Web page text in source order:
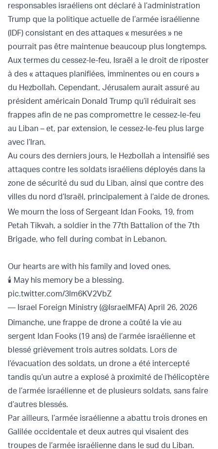
responsables israéliens ont déclaré à l’administration
Trump que la politique actuelle de l’armée israélienne
(IDF) consistant en des attaques « mesurées » ne
pourrait pas être maintenue beaucoup plus longtemps.
Aux termes du cessez-le-feu, Israël a le droit de riposter
à des « attaques planifiées, imminentes ou en cours »
du Hezbollah. Cependant, Jérusalem aurait assuré au
président américain Donald Trump qu’il réduirait ses
frappes afin de ne pas compromettre le cessez-le-feu
au Liban – et, par extension, le cessez-le-feu plus large
avec l’Iran.
Au cours des derniers jours, le Hezbollah a intensifié ses
attaques contre les soldats israéliens déployés dans la
zone de sécurité du sud du Liban, ainsi que contre des
villes du nord d’Israël, principalement à l’aide de drones.
We mourn the loss of Sergeant Idan Fooks, 19, from
Petah Tikvah, a soldier in the 77th Battalion of the 7th
Brigade, who fell during combat in Lebanon.
Our hearts are with his family and loved ones.
🕯️ May his memory be a blessing.
pic.twitter.com/3lm6KV2VbZ
— Israel Foreign Ministry (@IsraelMFA) April 26, 2026
Dimanche, une frappe de drone a coûté la vie au
sergent Idan Fooks (19 ans) de l’armée israélienne et
blessé grièvement trois autres soldats. Lors de
l’évacuation des soldats, un drone a été intercepté
tandis qu’un autre a explosé à proximité de l’hélicoptère
de l’armée israélienne et de plusieurs soldats, sans faire
d’autres blessés.
Par ailleurs, l’armée israélienne a abattu trois drones en
Galilée occidentale et deux autres qui visaient des
troupes de l’armée israélienne dans le sud du Liban.